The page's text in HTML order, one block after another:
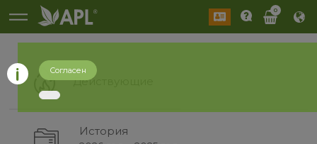
0
Действующие
История
Согласен